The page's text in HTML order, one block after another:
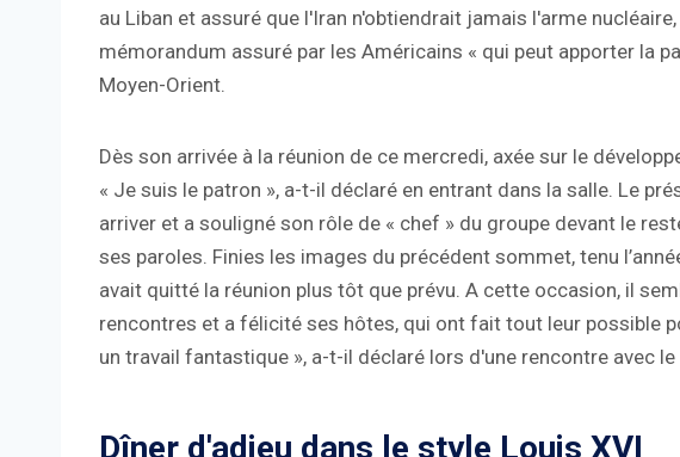
au Liban et assuré que l'Iran n'obtiendrait jamais l'arme
mémorandum assuré par les Américains « qui peut apporter la
Moyen-Orient.
Dès son arrivée à la réunion de ce mercredi, axée sur le
« Je suis le patron », a-t-il déclaré en entrant dans la salle. Le
arriver et a souligné son rôle de « chef » du groupe devant le
ses paroles. Finies les images du précédent sommet, tenu
avait quitté la réunion plus tôt que prévu. A cette occasion, il
rencontres et a félicité ses hôtes, qui ont fait tout leur possible
un travail fantastique », a-t-il déclaré lors d'une rencontre avec
Dîner d'adieu dans le style Louis XVI